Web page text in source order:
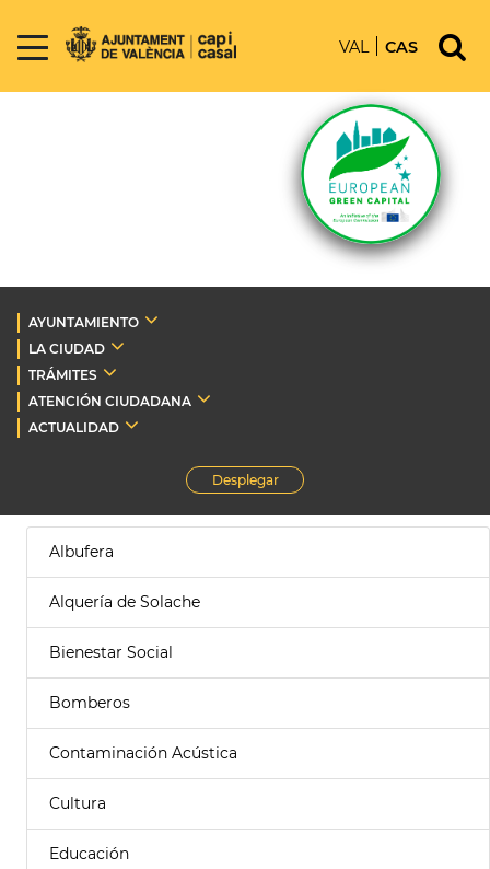
VAL CAS
AYUNTAMIENTO
LA CIUDAD
TRÁMITES
ATENCIÓN CIUDADANA
ACTUALIDAD
Desplegar
Albufera
Alquería de Solache
Bienestar Social
Bomberos
Contaminación Acústica
Cultura
Educación